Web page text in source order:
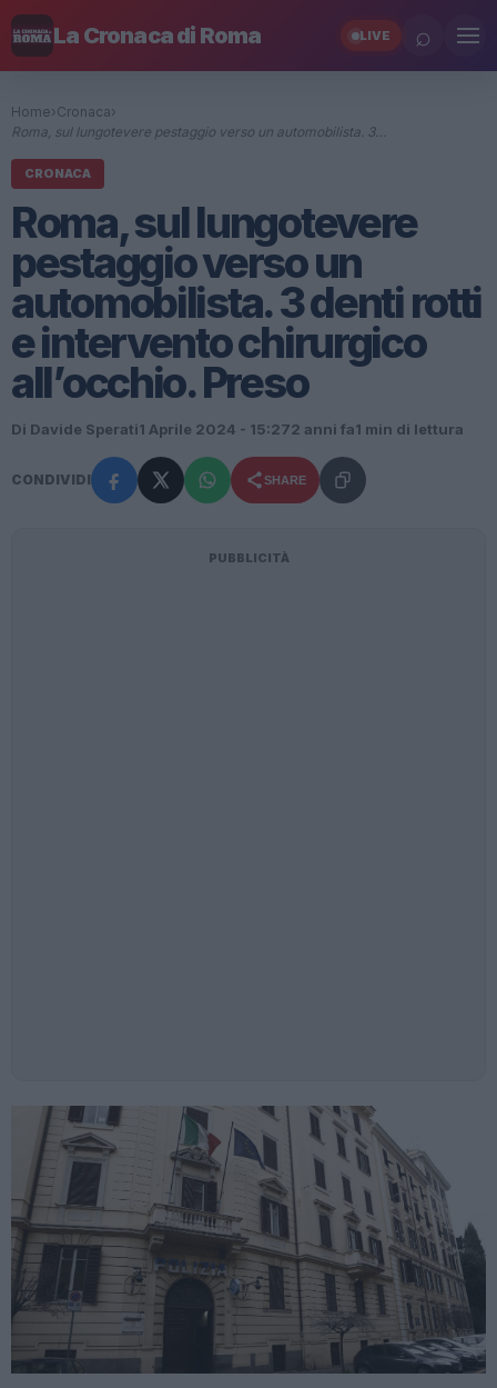
La Cronaca di Roma LIVE ⌕
Home› Cronaca›
Roma, sul lungotevere pestaggio verso un automobilista. 3…
CRONACA
Roma, sul lungotevere
pestaggio verso un
automobilista. 3 denti rotti
e intervento chirurgico
all’occhio. Preso
Di Davide Sperati1 Aprile 2024 - 15:272 anni fa1 min di lettura
CONDIVIDI SHARE
PUBBLICITÀ